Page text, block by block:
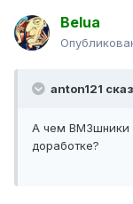
Belua
anton121
А чем ВМЗшники
доработке?